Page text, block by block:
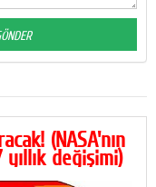
(NASA'nın
yıllık değişimi)